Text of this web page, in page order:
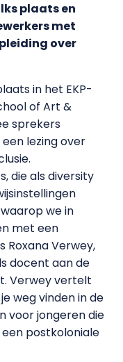
plaats en
met
over
in het EKP-
of Art &
sprekers
lezing over
die als diversity
we in
met een
Roxana Verwey,
docent aan de
Verwey vertelt
weg vinden in de
voor jongeren die
postkoloniale